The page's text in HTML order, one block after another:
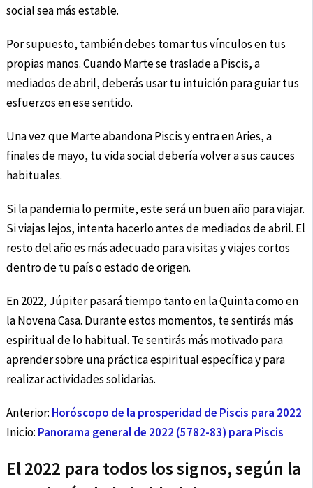
social sea más estable.
Por supuesto, también debes tomar tus vínculos en tus
propias manos. Cuando Marte se traslade a Piscis, a
mediados de abril, deberás usar tu intuición para guiar tus
esfuerzos en ese sentido.
Una vez que Marte abandona Piscis y entra en Aries, a
finales de mayo, tu vida social debería volver a sus cauces
habituales.
Si la pandemia lo permite, este será un buen año para viajar.
Si viajas lejos, intenta hacerlo antes de mediados de abril. El
resto del año es más adecuado para visitas y viajes cortos
dentro de tu país o estado de origen.
En 2022, Júpiter pasará tiempo tanto en la Quinta como en
la Novena Casa. Durante estos momentos, te sentirás más
espiritual de lo habitual. Te sentirás más motivado para
aprender sobre una práctica espiritual específica y para
realizar actividades solidarias.
Anterior: Horóscopo de la prosperidad de Piscis para 2022
Inicio: Panorama general de 2022 (5782-83) para Piscis
El 2022 para todos los signos, según la